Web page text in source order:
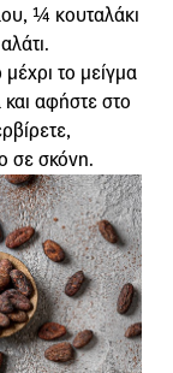
¼ κουταλάκι
το μείγμα
αφήστε στο
σε σκόνη.